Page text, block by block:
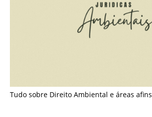
Tudo sobre Direito Ambiental e áreas afins